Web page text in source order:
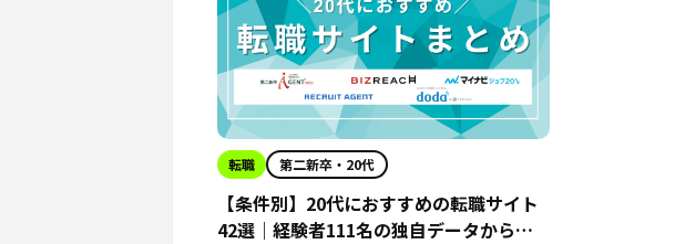
転職 第二新卒・20代
【条件別】20代におすすめの転職サイト
42選｜経験者111名の独自データから導